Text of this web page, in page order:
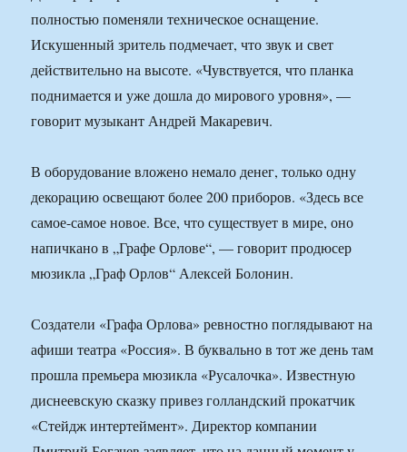
полностью поменяли техническое оснащение.
Искушенный зритель подмечает, что звук и свет
действительно на высоте. «Чувствуется, что планка
поднимается и уже дошла до мирового уровня», —
говорит музыкант Андрей Макаревич.
В оборудование вложено немало денег, только одну
декорацию освещают более 200 приборов. «Здесь все
самое-самое новое. Все, что существует в мире, оно
напичкано в „Графе Орлове“, — говорит продюсер
мюзикла „Граф Орлов“ Алексей Болонин.
Создатели «Графа Орлова» ревностно поглядывают на
афиши театра «Россия». В буквально в тот же день там
прошла премьера мюзикла «Русалочка». Известную
диснеевскую сказку привез голландский прокатчик
«Стейдж интертеймент». Директор компании